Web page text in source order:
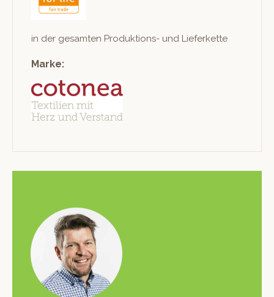
in der gesamten Pro­duk­tions- und Lieferkette
Marke: